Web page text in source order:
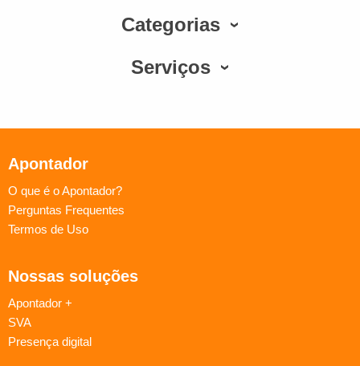
Categorias
Serviços
Apontador
O que é o Apontador?
Perguntas Frequentes
Termos de Uso
Nossas soluções
Apontador +
SVA
Presença digital